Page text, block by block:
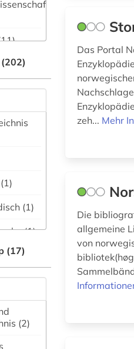
(54)
(0)
(1)
(1)
(1)
(17)
(2)
Das Portal
zeh... Mehr
Die
allgemeine
von